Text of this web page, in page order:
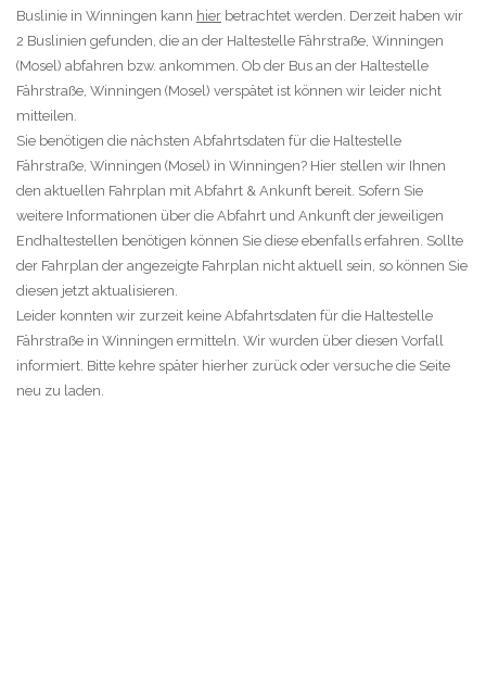
Buslinie in Winningen kann hier betrachtet werden. Derzeit haben wir
2 Buslinien gefunden, die an der Haltestelle Fährstraße, Winningen
(Mosel) abfahren bzw. ankommen. Ob der Bus an der Haltestelle
Fährstraße, Winningen (Mosel) verspätet ist können wir leider nicht
mitteilen.
Sie benötigen die nächsten Abfahrtsdaten für die Haltestelle
Fährstraße, Winningen (Mosel) in Winningen? Hier stellen wir Ihnen
den aktuellen Fahrplan mit Abfahrt & Ankunft bereit. Sofern Sie
weitere Informationen über die Abfahrt und Ankunft der jeweiligen
Endhaltestellen benötigen können Sie diese ebenfalls erfahren. Sollte
der Fahrplan der angezeigte Fahrplan nicht aktuell sein, so können Sie
diesen jetzt aktualisieren.
Leider konnten wir zurzeit keine Abfahrtsdaten für die Haltestelle
Fährstraße in Winningen ermitteln. Wir wurden über diesen Vorfall
informiert. Bitte kehre später hierher zurück oder versuche die Seite
neu zu laden.